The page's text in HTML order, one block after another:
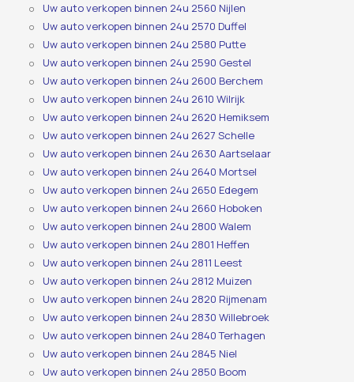
Uw auto verkopen binnen 24u 2560 Nijlen
Uw auto verkopen binnen 24u 2570 Duffel
Uw auto verkopen binnen 24u 2580 Putte
Uw auto verkopen binnen 24u 2590 Gestel
Uw auto verkopen binnen 24u 2600 Berchem
Uw auto verkopen binnen 24u 2610 Wilrijk
Uw auto verkopen binnen 24u 2620 Hemiksem
Uw auto verkopen binnen 24u 2627 Schelle
Uw auto verkopen binnen 24u 2630 Aartselaar
Uw auto verkopen binnen 24u 2640 Mortsel
Uw auto verkopen binnen 24u 2650 Edegem
Uw auto verkopen binnen 24u 2660 Hoboken
Uw auto verkopen binnen 24u 2800 Walem
Uw auto verkopen binnen 24u 2801 Heffen
Uw auto verkopen binnen 24u 2811 Leest
Uw auto verkopen binnen 24u 2812 Muizen
Uw auto verkopen binnen 24u 2820 Rijmenam
Uw auto verkopen binnen 24u 2830 Willebroek
Uw auto verkopen binnen 24u 2840 Terhagen
Uw auto verkopen binnen 24u 2845 Niel
Uw auto verkopen binnen 24u 2850 Boom